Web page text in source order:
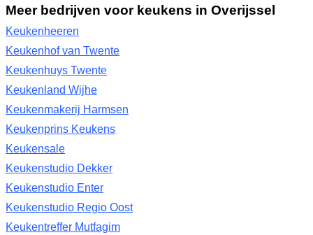
Meer bedrijven voor keukens in Overijssel
Keukenheeren
Keukenhof van Twente
Keukenhuys Twente
Keukenland Wijhe
Keukenmakerij Harmsen
Keukenprins Keukens
Keukensale
Keukenstudio Dekker
Keukenstudio Enter
Keukenstudio Regio Oost
Keukentreffer Mutfagim